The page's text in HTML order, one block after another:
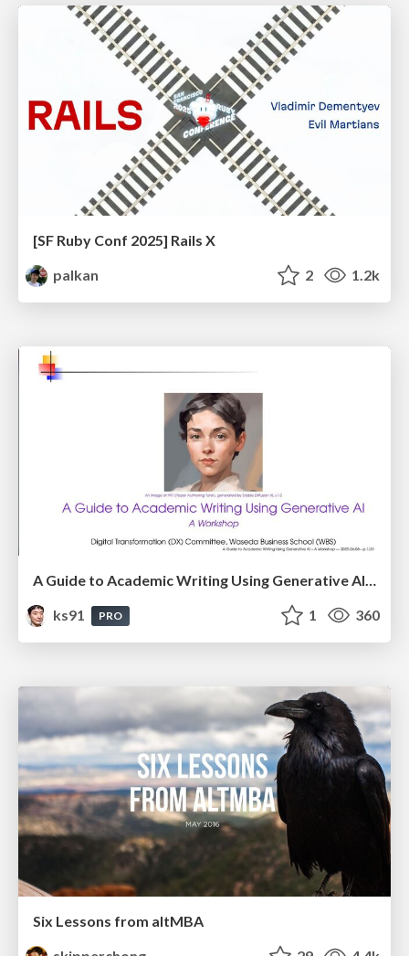
[SF Ruby Conf 2025] Rails X
palkan
2 1.2k
A Guide to Academic Writing Using Generative AI - A Workshop
ks91
PRO 1 360
Six Lessons from altMBA